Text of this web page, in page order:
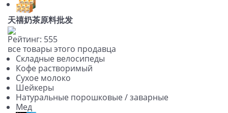
天禧奶茶原料批发
Рейтинг: 555
все товары этого продавца
Складные велосипеды
Кофе растворимый
Сухое молоко
Шейкеры
Натуральные порошковые / заварные
Мед